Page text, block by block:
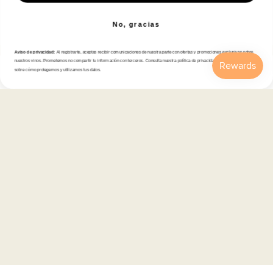
Disfruta con responsabilidad · No se vende alcohol a menores de 18 años ·
Payment
Carrito
No, gracias
Aviso de privacidad: Al registrarte, aceptas recibir comunicaciones de nuestra parte con ofertas y promociones exclusivas sobre
nuestros vinos. Prometemos no compartir tu información con terceros. Consulta nuestra política de privacidad para más detalles
sobre cómo protegemos y utilizamos tus datos.